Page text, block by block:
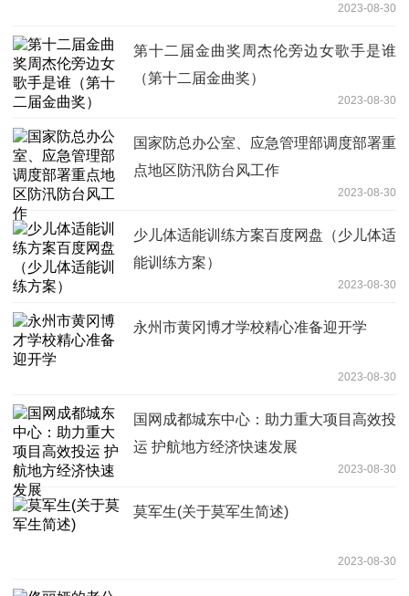
2023-08-30
第十二届金曲奖周杰伦旁边女歌手是谁
（第十二届金曲奖）
2023-08-30
国家防总办公室、应急管理部调度部署重
点地区防汛防台风工作
2023-08-30
少儿体适能训练方案百度网盘（少儿体适
能训练方案）
2023-08-30
永州市黄冈博才学校精心准备迎开学
2023-08-30
国网成都城东中心：助力重大项目高效投
运 护航地方经济快速发展
2023-08-30
莫军生(关于莫军生简述)
2023-08-30